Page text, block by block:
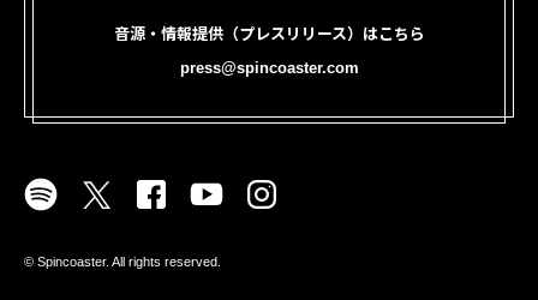
音源・情報提供（プレスリリース）はこちら
press@spincoaster.com
©︎ Spincoaster. All rights reserved.